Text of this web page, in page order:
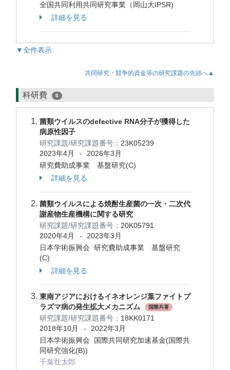
全国共同利用共同研究事業（岡山大IPSR)
詳細を見る
▼全件表示
共同研究・競争的資金等の研究課題の先頭へ▲
科研費 6
菌類ウイルスのdefective RNA分子が獲得した
病原性因子
研究課題/研究課題番号： 23K05239
2023年4月
-
2026年3月
研究費助成事業 基盤研究(C)
詳細を見る
菌類ウイルスによる焼酎生産菌の一次・二次代
謝産物生産機構に関する研究
研究課題/研究課題番号： 20K05791
2020年4月
-
2023年3月
日本学術振興会 研究費助成事業 基盤研究
(C)
詳細を見る
東南アジアにおけるイネオレンジ葉ファイトプ
ラズマ病の発生拡大メカニズム
国際共著
研究課題/研究課題番号： 18KK0171
2018年10月
-
2022年3月
日本学術振興会 国際共同研究加速基金(国際共
同研究強化(B))
千葉壮太郎